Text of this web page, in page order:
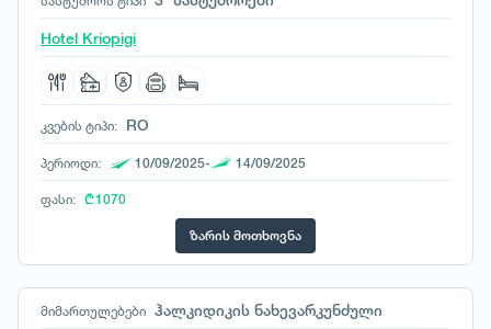
ბოლივია
ბრაზილია
ბულგარეთი
გერმანია
დანია
ეგვიპტე
ესპანეთი
ესტონეთი
თურქეთი
იამაიკა
იაპონია
მიკონოსი
ნისიროსი
ოლიმპია
პატმოსი
როდოსი
სალონიკი
სანტორინი
ჰალკიდიკის ნახევარკუნძული
Hotel Kriopigi
კვების ტიპი: RO
პერიოდი: 10/09/2025- 14/09/2025
ფასი: ₾ 1070
ზარის მოთხოვნა
მიმართულებები ჰალკიდიკის ნახევარკუნძული